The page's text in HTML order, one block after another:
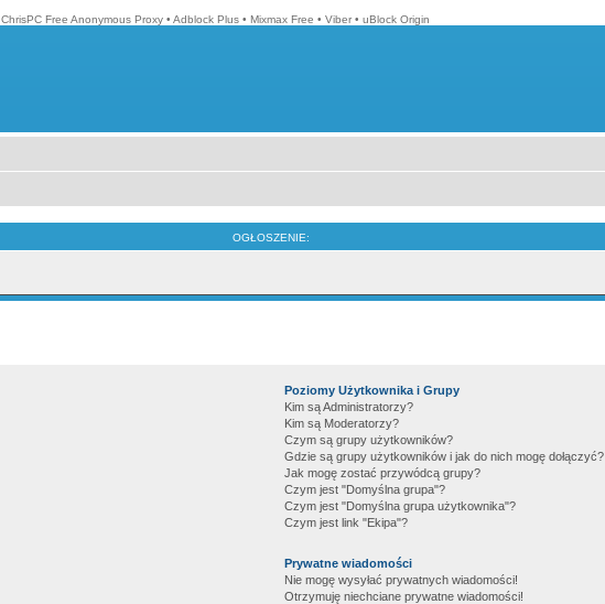
ChrisPC Free Anonymous Proxy • Adblock Plus • Mixmax Free • Viber • uBlock Origin
OGŁOSZENIE:
Poziomy Użytkownika i Grupy
Kim są Administratorzy?
Kim są Moderatorzy?
Czym są grupy użytkowników?
Gdzie są grupy użytkowników i jak do nich mogę dołączyć?
Jak mogę zostać przywódcą grupy?
Czym jest "Domyślna grupa"?
Czym jest "Domyślna grupa użytkownika"?
Czym jest link "Ekipa"?
Prywatne wiadomości
Nie mogę wysyłać prywatnych wiadomości!
Otrzymuję niechciane prywatne wiadomości!